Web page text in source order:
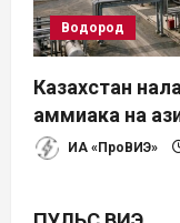
Водород
Казахстан
аммиака на
ИА «ПроВИЭ»